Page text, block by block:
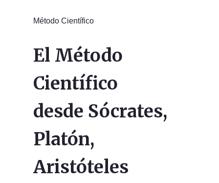
Método Científico
El Método
Científico
desde Sócrates,
Platón,
Aristóteles